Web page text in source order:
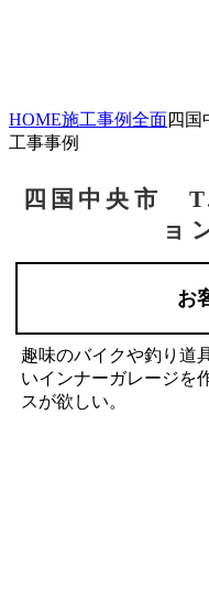
HOME施工事例全面四
工事事例
四国中央市
ョ
お
趣味のバイクや釣り道
いインナーガレージを
スが欲しい。